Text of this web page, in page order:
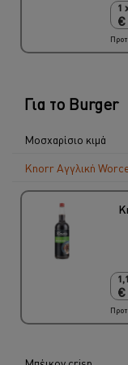
1
€
1
€
Για το Burger
Μοσχαρίσιο κιμά
Knorr Αγγλική
€
€
6